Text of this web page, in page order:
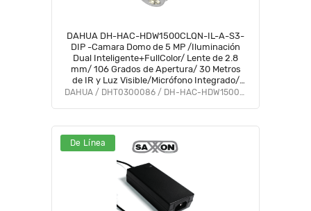
DAHUA DH-HAC-HDW1500CLQN-IL-A-S3-
DIP -Camara Domo de 5 MP /Iluminación
Dual Inteligente+FullColor/ Lente de 2.8
mm/ 106 Grados de Apertura/ 30 Metros
de IR y Luz Visible/Micrófono Integrado/
IP67/ Soporta:
DAHUA / DHT0300086 / DH-HAC-HDW1500CLQN-IL-A-S3-DIP
De Línea